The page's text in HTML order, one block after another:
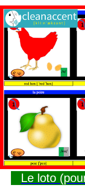
Le loto